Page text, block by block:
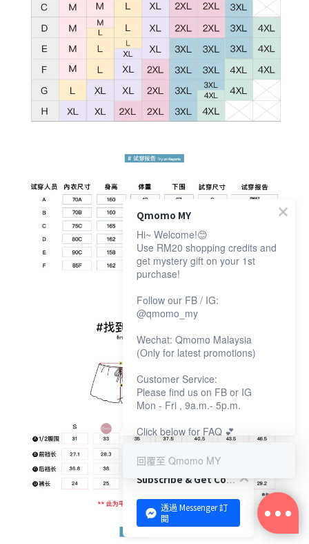
立即购买
Subscribe & Get Coupon!
透過 Messenger 訂
閱
Qmomo MY
Hi~ Welcome!😊
Use RM20 shopping credits and
get mystery gift on your 1st
purchase!
Follow our FB / IG:
@qmomo_my
Wechat: Qmomo Malaysia
(Only for latest promotions)
Customer Service:
Please find us on FB or IG
Mon - Fri , 9a.m.- 5p.m.
Click below for FAQ 💕
回覆至 Qmomo MY